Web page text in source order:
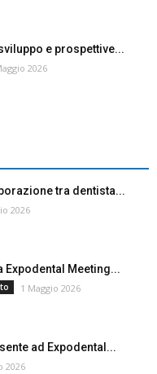
e prospettive...
2026
tra dentista...
2026
Expodental Meeting...
1 Maggio 2026
ad Expodental...
2026